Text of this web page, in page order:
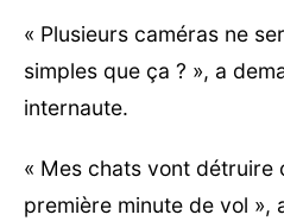
« Plusieurs caméras ne
simples que ça ? », a
internaute.
« Mes chats vont détruire
première minute de vol »,